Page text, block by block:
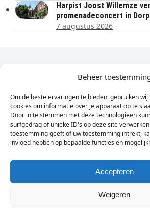
Beheer
Om de beste ervaringen te bieden, gebruiken
cookies om informatie over je apparaat op te
Door in te stemmen met deze technologieën
surfgedrag of unieke ID's op deze site
toestemming geeft of uw toestemming intrekt,
invloed hebben op bepaalde functies en
Accepteren
Weigeren
Harpist Joost Willemze
promenadeconcert in
7 augustus 2026
Dagelijks het laatste
Vul
hier
je
e-
mailadres
in
Sign Up